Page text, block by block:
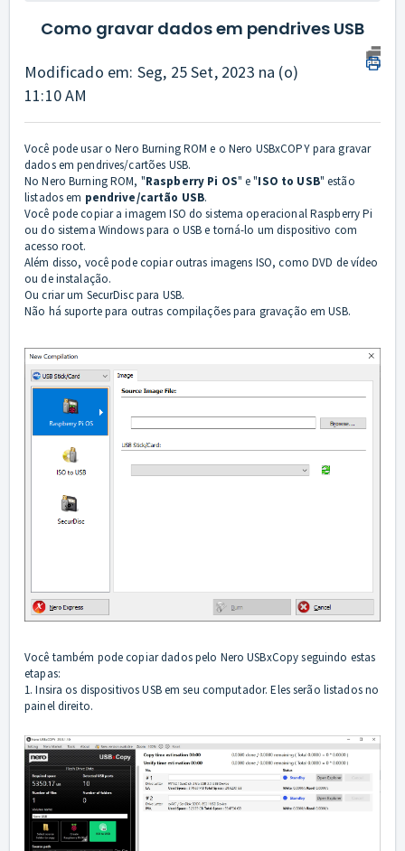
Como gravar dados em pendrives USB
Modificado em: Seg, 25 Set, 2023 na (o)
11:10 AM
Você pode usar o Nero Burning ROM e o Nero USBxCOPY para gravar
dados em pendrives/cartões USB.
No Nero Burning ROM, "Raspberry Pi OS" e "ISO to USB" estão
listados em pendrive/cartão USB.
Você pode copiar a imagem ISO do sistema operacional Raspberry Pi
ou do sistema Windows para o USB e torná-lo um dispositivo com
acesso root.
Além disso, você pode copiar outras imagens ISO, como DVD de vídeo
ou de instalação.
Ou criar um SecurDisc para USB.
Não há suporte para outras compilações para gravação em USB.
Você também pode copiar dados pelo Nero USBxCopy seguindo estas
etapas:
1. Insira os dispositivos USB em seu computador. Eles serão listados no
painel direito.